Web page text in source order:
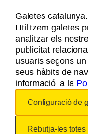
Galetes
Utilitzem galetes
analitzar els
publicitat
usuaris segons
seus hàbits de
informació a la
Configuració de
Rebutja-les totes